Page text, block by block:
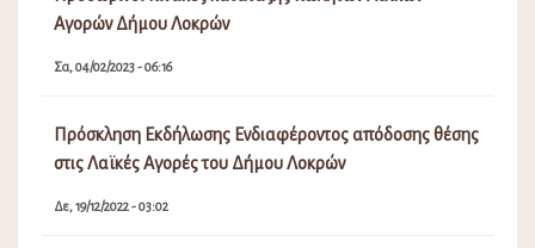
επλήγησαν από τις πυρκαγιές Ιουλίου/Αυγούστου 2021
Επικράτειας, με τη μορφή επιδότησης ενοικίου/
Τρ, 21/09/2021 - 06:56
Αντικατάσταση έντυπων λογαριασμών με